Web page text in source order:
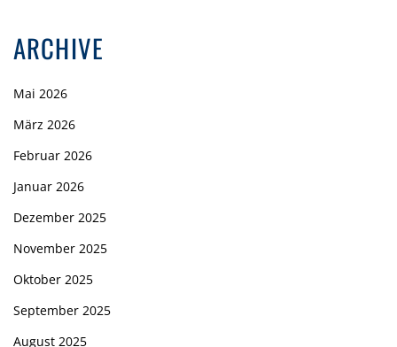
ARCHIVE
Mai 2026
März 2026
Februar 2026
Januar 2026
Dezember 2025
November 2025
Oktober 2025
September 2025
August 2025